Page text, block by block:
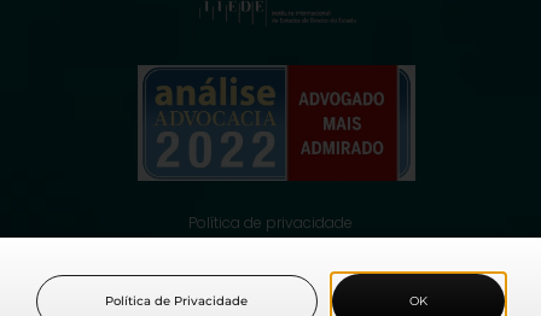
Política de privacidade
© 2021 Fabio Medina Osorio, todos os direitos reservados.
OK
Política de Privacidade